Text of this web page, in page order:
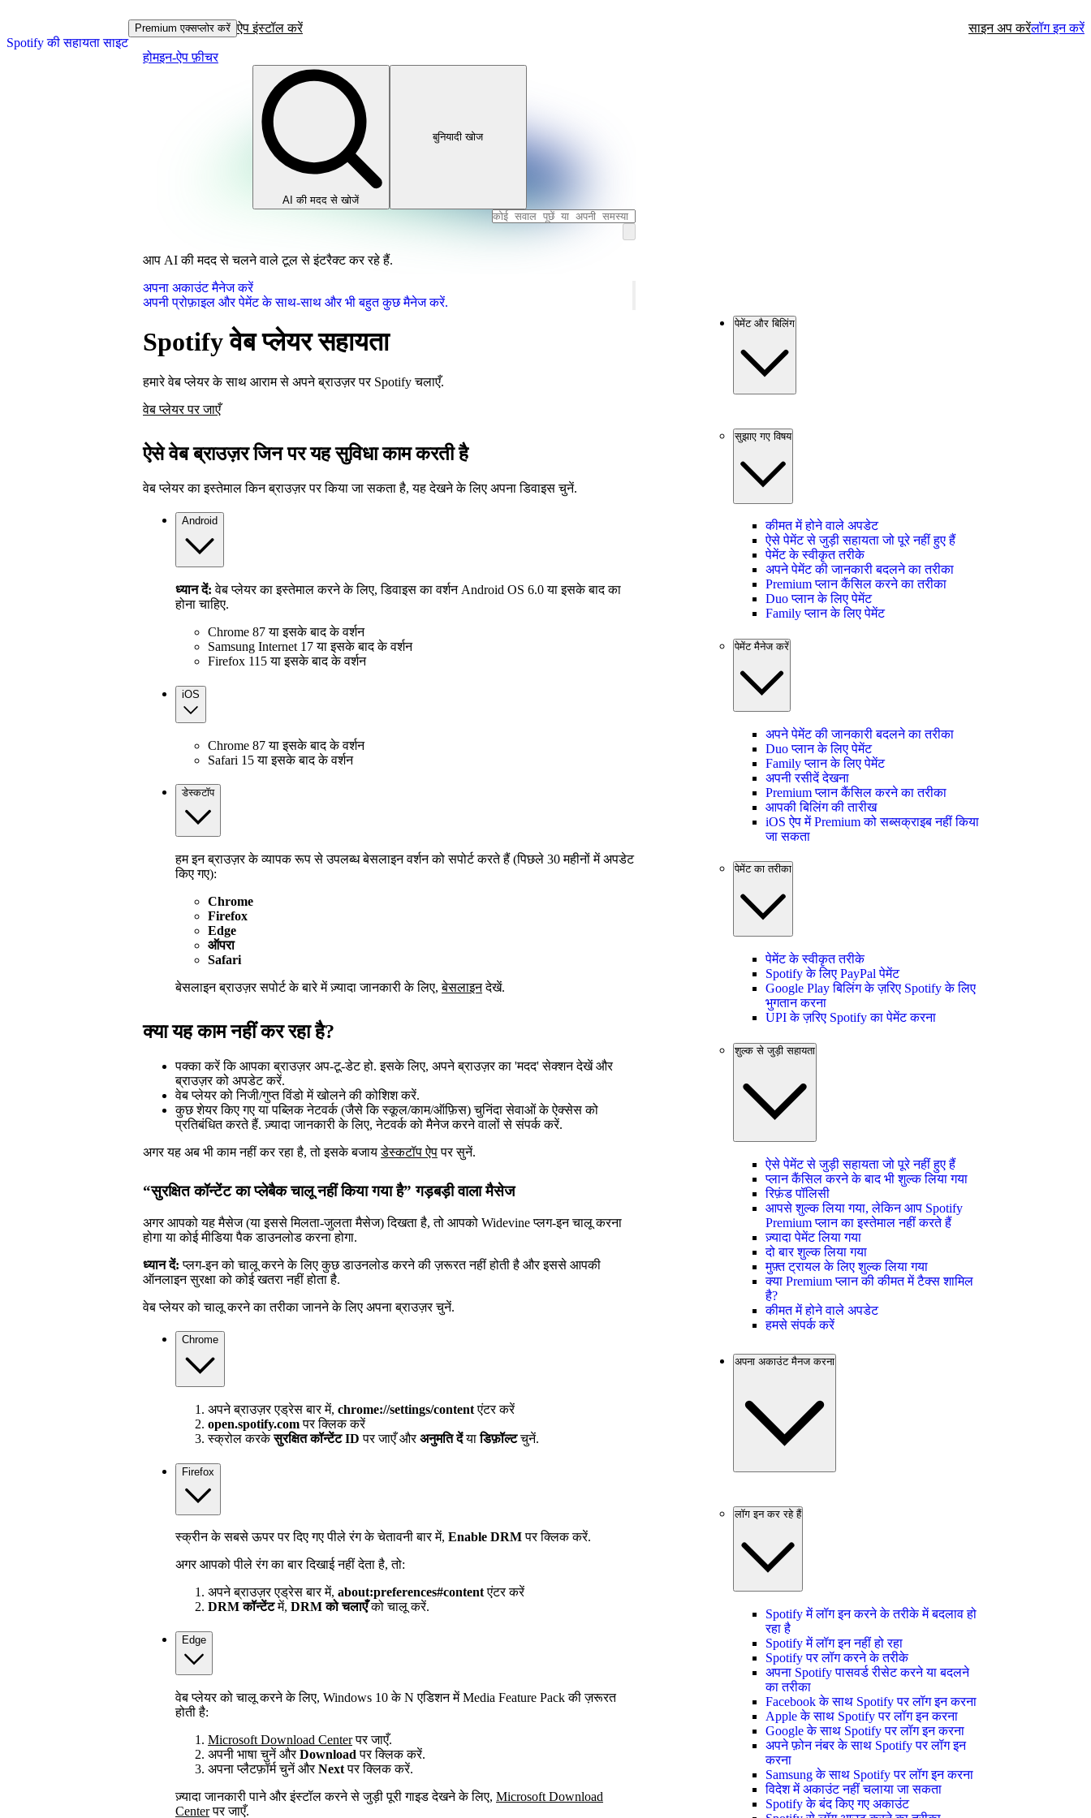
Spotify की सहायता साइट
Premium एक्सप्लोर करें ऐप इंस्टॉल करें साइन अप करेंलॉग इन करें
होमइन-ऐप फ़ीचर
AI की मदद से खोजें
बुनियादी खोज
आप AI की मदद से चलने वाले टूल से इंटरैक्ट कर रहे हैं.
अपना अकाउंट मैनेज करें
अपनी प्रोफ़ाइल और पेमेंट के साथ-साथ और भी बहुत कुछ मैनेज करें.
Spotify वेब प्लेयर सहायता
हमारे वेब प्लेयर के साथ आराम से अपने ब्राउज़र पर Spotify चलाएँ.
वेब प्लेयर पर जाएँ
ऐसे वेब ब्राउज़र जिन पर यह सुविधा काम करती है
वेब प्लेयर का इस्तेमाल किन ब्राउज़र पर किया जा सकता है, यह देखने के लिए अपना डिवाइस चुनें.
Android
ध्यान दें:वेब प्लेयर का इस्तेमाल करने के लिए, डिवाइस का वर्शन Android OS 6.0 या इसके बाद का
होना चाहिए.
Chrome 87 या इसके बाद के वर्शन
Samsung Internet 17 या इसके बाद के वर्शन
Firefox 115 या इसके बाद के वर्शन
iOS
Chrome 87 या इसके बाद के वर्शन
Safari 15 या इसके बाद के वर्शन
डेस्कटॉप
हम इन ब्राउज़र के व्यापक रूप से उपलब्ध बेसलाइन वर्शन को सपोर्ट करते हैं (पिछले 30 महीनों में अपडेट
किए गए):
Chrome
Firefox
Edge
ऑपरा
Safari
बेसलाइन ब्राउज़र सपोर्ट के बारे में ज़्यादा जानकारी के लिए,बेसलाइनदेखें.
क्या यह काम नहीं कर रहा है?
पक्का करें कि आपका ब्राउज़र अप-टू-डेट हो. इसके लिए, अपने ब्राउज़र का 'मदद' सेक्शन देखें और
ब्राउज़र को अपडेट करें.
वेब प्लेयर को निजी/गुप्त विंडो में खोलने की कोशिश करें.
कुछ शेयर किए गए या पब्लिक नेटवर्क (जैसे कि स्कूल/काम/ऑफ़िस) चुनिंदा सेवाओं के ऐक्सेस को
प्रतिबंधित करते हैं. ज़्यादा जानकारी के लिए, नेटवर्क को मैनेज करने वालों से संपर्क करें.
अगर यह अब भी काम नहीं कर रहा है, तो इसके बजायडेस्कटॉप ऐपपर सुनें.
“सुरक्षित कॉन्टेंट का प्लेबैक चालू नहीं किया गया है” गड़बड़ी वाला मैसेज
अगर आपको यह मैसेज (या इससे मिलता-जुलता मैसेज) दिखता है, तो आपको Widevine प्लग-इन चालू करना
होगा या कोई मीडिया पैक डाउनलोड करना होगा.
ध्यान दें: प्लग-इन को चालू करने के लिए कुछ डाउनलोड करने की ज़रूरत नहीं होती है और इससे आपकी
ऑनलाइन सुरक्षा को कोई खतरा नहीं होता है.
वेब प्लेयर को चालू करने का तरीका जानने के लिए अपना ब्राउज़र चुनें.
Chrome
अपने ब्राउज़र एड्रेस बार में, chrome://settings/contentएंटर करें
open.spotify.comपर क्लिक करें
स्क्रोल करकेसुरक्षित कॉन्टेंट IDपर जाएँ औरअनुमति देंयाडिफ़ॉल्टचुनें.
Firefox
स्क्रीन के सबसे ऊपर पर दिए गए पीले रंग के चेतावनी बार में, Enable DRMपर क्लिक करें.
अगर आपको पीले रंग का बार दिखाई नहीं देता है, तो:
अपने ब्राउज़र एड्रेस बार में, about:preferences#contentएंटर करें
DRM कॉन्टेंटमें, DRM को चलाएँको चालू करें.
Edge
वेब प्लेयर को चालू करने के लिए, Windows 10 के N एडिशन में Media Feature Pack की ज़रूरत
होती है:
Microsoft Download Centerपर जाएँ.
अपनी भाषा चुनें औरDownload पर क्लिक करें.
अपना प्लैटफ़ॉर्म चुनें औरNextपर क्लिक करें.
ज़्यादा जानकारी पाने और इंस्टॉल करने से जुड़ी पूरी गाइड देखने के लिए, Microsoft Download
Centerपर जाएँ.
पेमेंट और बिलिंग
सुझाए गए विषय
कीमत में होने वाले अपडेट
ऐसे पेमेंट से जुड़ी सहायता जो पूरे नहीं हुए हैं
पेमेंट के स्वीकृत तरीके
अपने पेमेंट की जानकारी बदलने का तरीका
Premium प्लान कैंसिल करने का तरीका
Duo प्लान के लिए पेमेंट
Family प्लान के लिए पेमेंट
पेमेंट मैनेज करें
अपने पेमेंट की जानकारी बदलने का तरीका
Duo प्लान के लिए पेमेंट
Family प्लान के लिए पेमेंट
अपनी रसीदें देखना
Premium प्लान कैंसिल करने का तरीका
आपकी बिलिंग की तारीख
iOS ऐप में Premium को सब्सक्राइब नहीं किया
जा सकता
पेमेंट का तरीका
पेमेंट के स्वीकृत तरीके
Spotify के लिए PayPal पेमेंट
Google Play बिलिंग के ज़रिए Spotify के लिए
भुगतान करना
UPI के ज़रिए Spotify का पेमेंट करना
शुल्क से जुड़ी सहायता
ऐसे पेमेंट से जुड़ी सहायता जो पूरे नहीं हुए हैं
प्लान कैंसिल करने के बाद भी शुल्क लिया गया
रिफ़ंड पॉलिसी
आपसे शुल्क लिया गया, लेकिन आप Spotify
Premium प्लान का इस्तेमाल नहीं करते हैं
ज़्यादा पेमेंट लिया गया
दो बार शुल्क लिया गया
मुफ़्त ट्रायल के लिए शुल्क लिया गया
क्या Premium प्लान की कीमत में टैक्स शामिल
है?
कीमत में होने वाले अपडेट
हमसे संपर्क करें
अपना अकाउंट मैनज करना
लॉग इन कर रहे हैं
Spotify में लॉग इन करने के तरीके में बदलाव हो
रहा है
Spotify में लॉग इन नहीं हो रहा
Spotify पर लॉग करने के तरीके
अपना Spotify पासवर्ड रीसेट करने या बदलने
का तरीका
Facebook के साथ Spotify पर लॉग इन करना
Apple के साथ Spotify पर लॉग इन करना
Google के साथ Spotify पर लॉग इन करना
अपने फ़ोन नंबर के साथ Spotify पर लॉग इन
करना
Samsung के साथ Spotify पर लॉग इन करना
विदेश में अकाउंट नहीं चलाया जा सकता
Spotify के बंद किए गए अकाउंट